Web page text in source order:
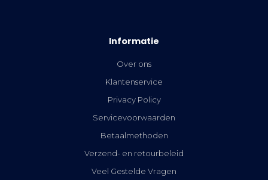
Informatie
Over ons
Klantenservice
Privacy Policy
Servicevoorwaarden
Betaalmethoden
Verzend- en retourbeleid
Veel Gestelde Vragen